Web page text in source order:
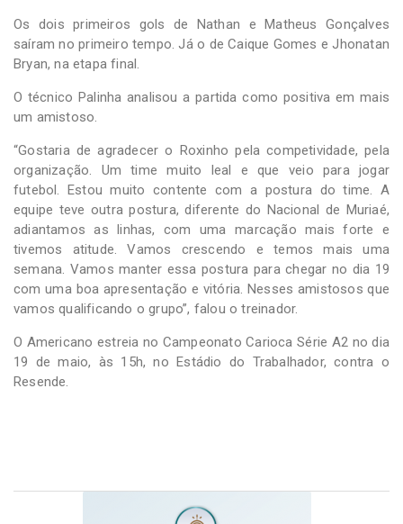
Os dois primeiros gols de Nathan e Matheus Gonçalves
saíram no primeiro tempo. Já o de Caique Gomes e Jhonatan
Bryan, na etapa final.
O técnico Palinha analisou a partida como positiva em mais
um amistoso.
“Gostaria de agradecer o Roxinho pela competividade, pela
organização. Um time muito leal e que veio para jogar
futebol. Estou muito contente com a postura do time. A
equipe teve outra postura, diferente do Nacional de Muriaé,
adiantamos as linhas, com uma marcação mais forte e
tivemos atitude. Vamos crescendo e temos mais uma
semana. Vamos manter essa postura para chegar no dia 19
com uma boa apresentação e vitória. Nesses amistosos que
vamos qualificando o grupo”, falou o treinador.
O Americano estreia no Campeonato Carioca Série A2 no dia
19 de maio, às 15h, no Estádio do Trabalhador, contra o
Resende.